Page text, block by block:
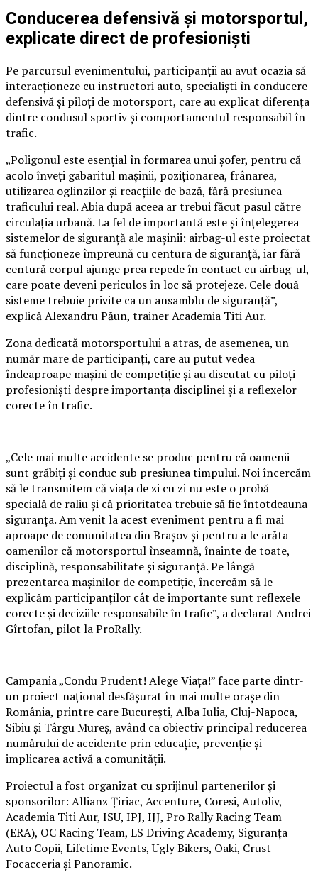
Conducerea defensivă și motorsportul,
explicate direct de profesioniști
Pe parcursul evenimentului, participanții au avut ocazia să
interacționeze cu instructori auto, specialiști în conducere
defensivă și piloți de motorsport, care au explicat diferența
dintre condusul sportiv și comportamentul responsabil în
trafic.
„Poligonul este esențial în formarea unui șofer, pentru că
acolo înveți gabaritul mașinii, poziționarea, frânarea,
utilizarea oglinzilor și reacțiile de bază, fără presiunea
traficului real. Abia după aceea ar trebui făcut pasul către
circulația urbană. La fel de importantă este și înțelegerea
sistemelor de siguranță ale mașinii: airbag-ul este proiectat
să funcționeze împreună cu centura de siguranță, iar fără
centură corpul ajunge prea repede în contact cu airbag-ul,
care poate deveni periculos în loc să protejeze. Cele două
sisteme trebuie privite ca un ansamblu de siguranță”,
explică Alexandru Păun, trainer Academia Titi Aur.
Zona dedicată motorsportului a atras, de asemenea, un
număr mare de participanți, care au putut vedea
îndeaproape mașini de competiție și au discutat cu piloți
profesioniști despre importanța disciplinei și a reflexelor
corecte în trafic.
„Cele mai multe accidente se produc pentru că oamenii
sunt grăbiți și conduc sub presiunea timpului. Noi încercăm
să le transmitem că viața de zi cu zi nu este o probă
specială de raliu și că prioritatea trebuie să fie întotdeauna
siguranța. Am venit la acest eveniment pentru a fi mai
aproape de comunitatea din Brașov și pentru a le arăta
oamenilor că motorsportul înseamnă, înainte de toate,
disciplină, responsabilitate și siguranță. Pe lângă
prezentarea mașinilor de competiție, încercăm să le
explicăm participanților cât de importante sunt reflexele
corecte și deciziile responsabile în trafic”, a declarat Andrei
Gîrtofan, pilot la ProRally.
Campania „Condu Prudent! Alege Viața!” face parte dintr-
un proiect național desfășurat în mai multe orașe din
România, printre care București, Alba Iulia, Cluj-Napoca,
Sibiu și Târgu Mureș, având ca obiectiv principal reducerea
numărului de accidente prin educație, prevenție și
implicarea activă a comunității.
Proiectul a fost organizat cu sprijinul partenerilor și
sponsorilor: Allianz Țiriac, Accenture, Coresi, Autoliv,
Academia Titi Aur, ISU, IPJ, IJJ, Pro Rally Racing Team
(ERA), OC Racing Team, LS Driving Academy, Siguranța
Auto Copii, Lifetime Events, Ugly Bikers, Oaki, Crust
Focacceria și Panoramic.